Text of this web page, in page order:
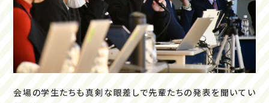
会場の学生たちも真剣な眼差しで先輩たちの発表を聞いてい